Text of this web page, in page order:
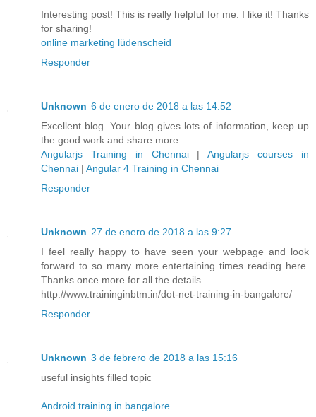
Interesting post! This is really helpful for me. I like it! Thanks
for sharing!
online marketing lüdenscheid
Responder
Unknown 6 de enero de 2018 a las 14:52
Excellent blog. Your blog gives lots of information, keep up
the good work and share more.
Angularjs Training in Chennai |Angularjs courses in
Chennai | Angular 4 Training in Chennai
Responder
Unknown 27 de enero de 2018 a las 9:27
I feel really happy to have seen your webpage and look
forward to so many more entertaining times reading here.
Thanks once more for all the details.
http://www.traininginbtm.in/dot-net-training-in-bangalore/
Responder
Unknown 3 de febrero de 2018 a las 15:16
useful insights filled topic
Android training in bangalore